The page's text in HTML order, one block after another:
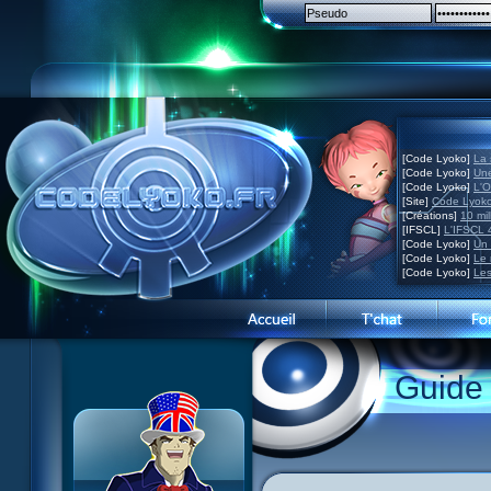
[Code Lyoko] La
[Code Lyoko]
[Code Lyoko]
[Site] Code
[Créations] 10
[IFSCL] L'IFSCL
[Code Lyoko] Un
[Code Lyoko] Le
[Code Lyoko]